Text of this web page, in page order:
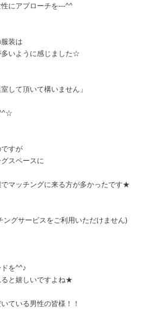
にアプローチを---^^
装は
多いように感じました☆
して頂いて構いません」
すが
スペースに
マッチングに来る方が多かったです★
グサービスをご利用いただけません)
を^^♪
と嬉しいですよね★
ている男性の皆様！！